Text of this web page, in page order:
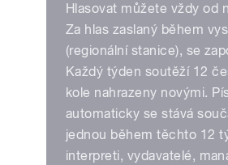
pause
Hlasovat můžete vždy od
Za hlas zaslaný během
(regionální stanice), se
Každý týden soutěží 12
kole nahrazeny novými.
automaticky se stává
jednou během těchto 12
interpreti, vydavatelé,